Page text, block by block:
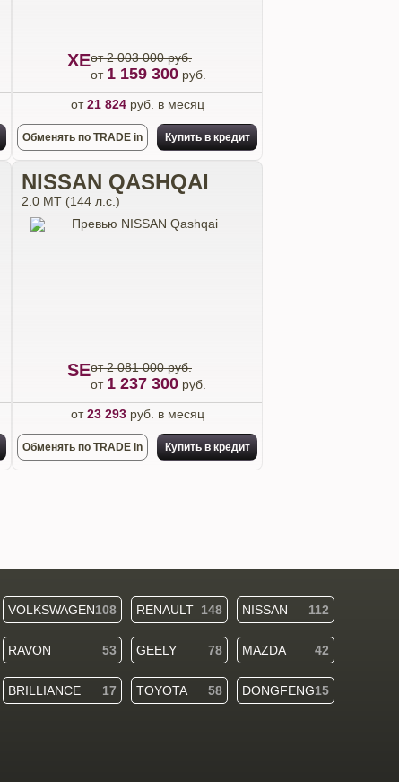
XEот 2 003 000 руб.
от 1 159 300 руб.
от21 824руб. в месяц
Обменять по TRADE in Купить в кредит
NISSAN QASHQAI
2.0 MT (144 л.с.)
SEот 2 081 000 руб.
от 1 237 300 руб.
от23 293руб. в месяц
Обменять по TRADE in Купить в кредит
VOLKSWAGEN108 RENAULT 148 NISSAN 112
RAVON 53 GEELY 78 MAZDA 42
BRILLIANCE 17 TOYOTA 58 DONGFENG15